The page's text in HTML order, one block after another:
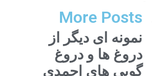
More Posts
نمونه ای دیگر از
دروغ ها و دروغ
گویی های احمدی